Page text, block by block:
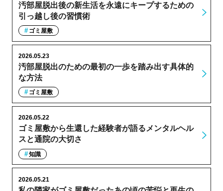
汚部屋脱出後の新生活を永遠にキープするための
引っ越し後の習慣術
ゴミ屋敷
汚部屋脱出のための最初の一歩を踏み出す具体的
な方法
2026.05.23
ゴミ屋敷
ゴミ屋敷から生還した経験者が語るメンタルヘル
スと通院の大切さ
2026.05.22
知識
2026.05.21